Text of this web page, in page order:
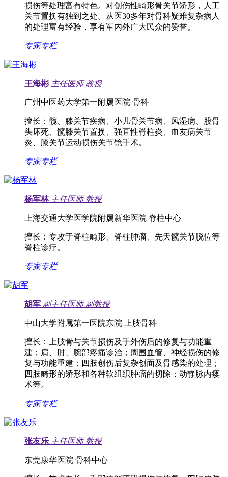
损伤等处理富有特色。对创伤性畸形骨关节矫形，人工
关节置换有独到之处。从医30多年对骨科疑难复杂病人
的处理富有经验，享有军内外广大民众的赞誉。
专家专栏
王海彬 主任医师 教授
广州中医药大学第一附属医院 骨科
擅长： 髋、膝关节疾病、小儿骨关节病、风湿病、股骨
头坏死、髋膝关节置换、强直性脊柱炎、血友病关节
炎、膝关节运动损伤关节镜手术。
专家专栏
杨军林 主任医师 教授
上海交通大学医学院附属新华医院 脊柱中心
擅长： 专攻于脊柱畸形、脊柱肿瘤、先天髋关节脱位等
脊柱诊疗。
专家专栏
胡军 副主任医师 副教授
中山大学附属第一医院东院 上肢骨科
擅长：
上肢骨与关节损伤及手外伤后的修复与功能重
建；肩、肘、腕部疼痛诊治；周围血管、神经损伤的修
复与功能重建；四肢创伤后复杂创面及骨感染的处理；
四肢畸形的矫形和各种软组织肿瘤的切除；动静脉内瘘
术等。
专家专栏
张友乐 主任医师 教授
东莞康华医院 骨科中心